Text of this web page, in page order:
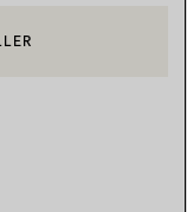
PRENDRE RENDEZ-